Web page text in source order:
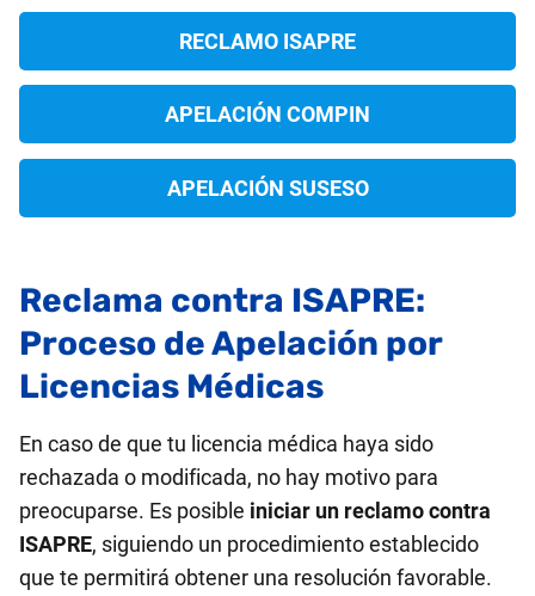
RECLAMO ISAPRE
APELACIÓN COMPIN
APELACIÓN SUSESO
Reclama contra ISAPRE:
Proceso de Apelación por
Licencias Médicas
En caso de que tu licencia médica haya sido
rechazada o modificada, no hay motivo para
preocuparse. Es posible iniciar un reclamo contra
ISAPRE, siguiendo un procedimiento establecido
que te permitirá obtener una resolución favorable.